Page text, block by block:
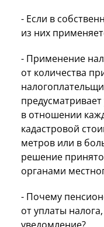
- Если в
из них
- Применение
от количества
в отношении
кадастровой
метров или в
решение
органами
- Почему
от уплаты